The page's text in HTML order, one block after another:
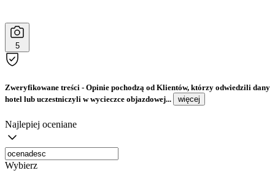
5
Zweryfikowane treści - Opinie pochodzą od Klientów, którzy odwiedzili dany
hotel lub uczestniczyli w wycieczce objazdowej...
więcej
Najlepiej oceniane
Wybierz